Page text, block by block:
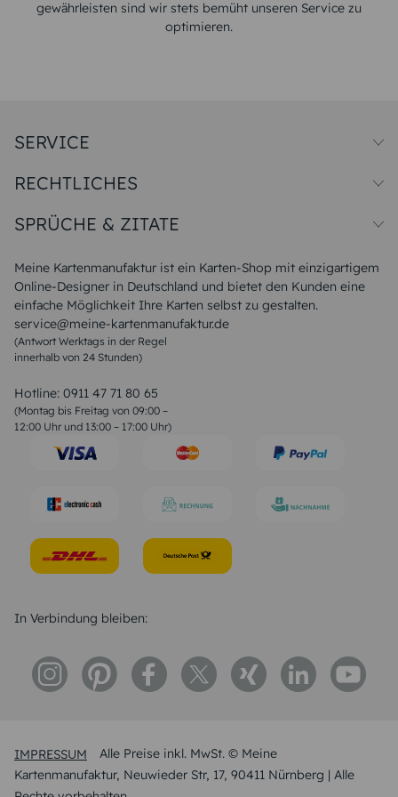
gewährleisten sind wir stets bemüht unseren Service zu
optimieren.
Meine Kartenmanufaktur ist ein Karten-Shop mit einzigartigem
Online-Designer in Deutschland und bietet den Kunden eine
einfache Möglichkeit Ihre Karten selbst zu gestalten.
service@meine-kartenmanufaktur.de
(Antwort Werktags in der Regel
innerhalb von 24 Stunden)
Hotline: 0911 47 71 80 65
(Montag bis Freitag von 09:00 –
12:00 Uhr und 13:00 – 17:00 Uhr)
SERVICE
Papiersorten
Unsere Produktion
Magazin
FAQ
RECHTLICHES
Widerrufsbelehrung
SPRÜCHE & ZITATE
Liebeskummer Sprüche
Sommer Sprüche
Muttertagssprüche
Sprüche zur Hochzeit
Sprüche zur Konfirmation & Kommunion
Weihnachtsgedichte
Liebessprüche
Geburtstagssprüche
Trauersprüche
Konfirmation Glückwünsche
IMPRESSUM
Alle Preise inkl. MwSt. © Meine
Kartenmanufaktur, Neuwieder Str, 17, 90411 Nürnberg | Alle
In Verbindung bleiben: